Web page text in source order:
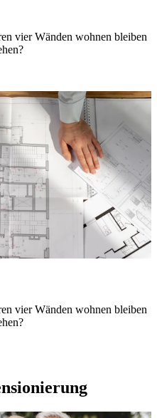
vier Wänden wohnen bleiben
vier Wänden wohnen bleiben